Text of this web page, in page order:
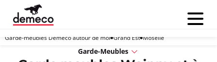
Menu
Garde-meubles Demeco autour de moi Grand Est Moselle
Garde-Meubles